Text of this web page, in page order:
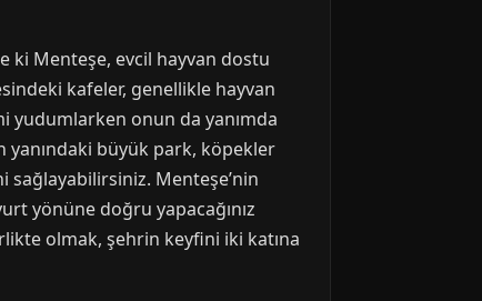
ki Menteşe, evcil hayvan dostu
kafeler, genellikle hayvan
yudumlarken onun da yanımda
yanındaki büyük park, köpekler
sağlayabilirsiniz. Menteşe’nin
yönüne doğru yapacağınız
olmak, şehrin keyfini iki katına